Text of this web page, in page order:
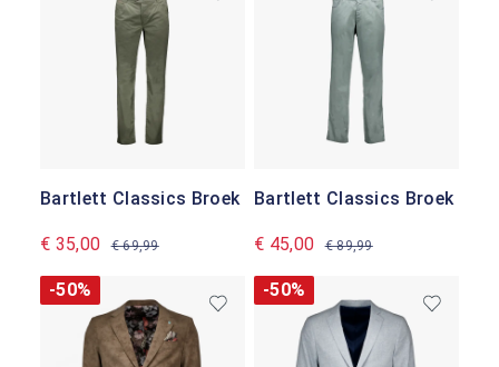
Bartlett Classics Broek
€ 35,00 € 69,99
Bartlett Classics Broek
€ 45,00 € 89,99
-50% -50%